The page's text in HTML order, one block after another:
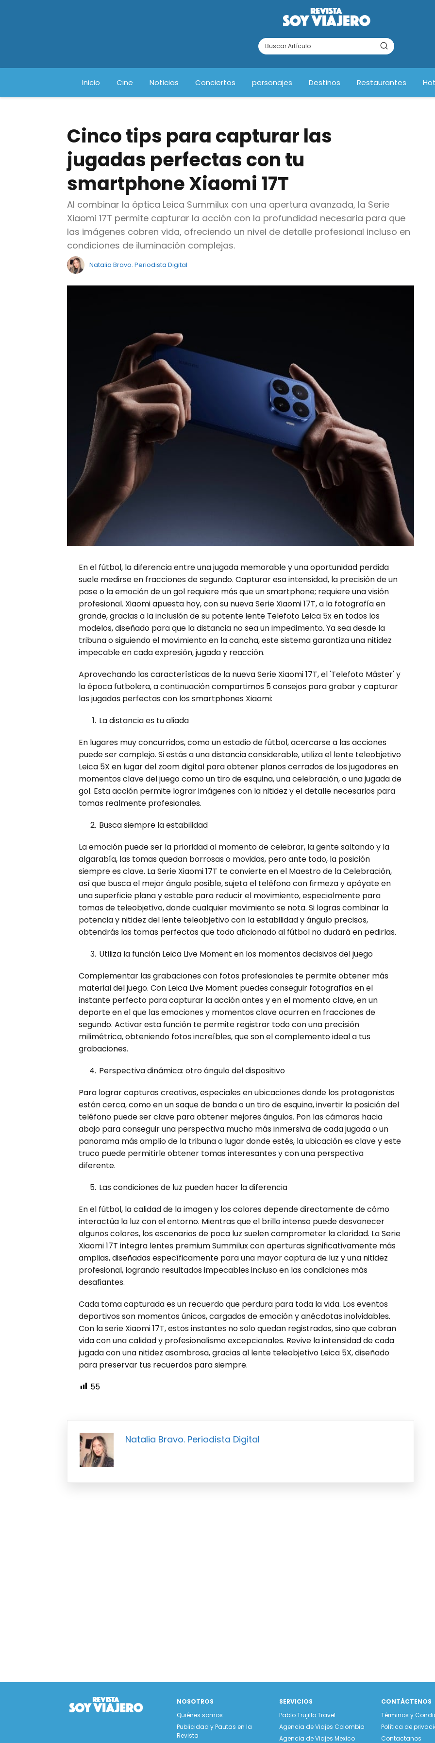
Inicio Cine Noticias Conciertos personajes Destinos Restaurantes
Cinco tips para capturar las
jugadas perfectas con tu
smartphone Xiaomi 17T
Al combinar la óptica Leica Summilux con una apertura avanzada, la Serie
Xiaomi 17T permite capturar la acción con la profundidad necesaria para que
las imágenes cobren vida, ofreciendo un nivel de detalle profesional incluso en
condiciones de iluminación complejas.
Natalia Bravo. Periodista Digital
En el fútbol, la diferencia entre una jugada memorable y una oportunidad perdida
suele medirse en fracciones de segundo. Capturar esa intensidad, la precisión de un
pase o la emoción de un gol requiere más que un smartphone; requiere una visión
profesional. Xiaomi apuesta hoy, con su nueva Serie Xiaomi 17T, a la fotografía en
grande, gracias a la inclusión de su potente lente Telefoto Leica 5x en todos los
modelos, diseñado para que la distancia no sea un impedimento. Ya sea desde la
tribuna o siguiendo el movimiento en la cancha, este sistema garantiza una nitidez
impecable en cada expresión, jugada y reacción.
Aprovechando las características de la nueva Serie Xiaomi 17T, el 'Telefoto Máster' y
la época futbolera, a continuación compartimos 5 consejos para grabar y capturar
las jugadas perfectas con los smartphones Xiaomi:
La distancia es tu aliada
En lugares muy concurridos, como un estadio de fútbol, acercarse a las acciones
puede ser complejo. Si estás a una distancia considerable, utiliza el lente teleobjetivo
Leica 5X en lugar del zoom digital para obtener planos cerrados de los jugadores en
momentos clave del juego como un tiro de esquina, una celebración, o una jugada de
gol. Esta acción permite lograr imágenes con la nitidez y el detalle necesarios para
tomas realmente profesionales.
Busca siempre la estabilidad
La emoción puede ser la prioridad al momento de celebrar, la gente saltando y la
algarabía, las tomas quedan borrosas o movidas, pero ante todo, la posición
siempre es clave. La Serie Xiaomi 17T te convierte en el Maestro de la Celebración,
así que busca el mejor ángulo posible, sujeta el teléfono con firmeza y apóyate en
una superficie plana y estable para reducir el movimiento, especialmente para
tomas de teleobjetivo, donde cualquier movimiento se nota. Si logras combinar la
potencia y nitidez del lente teleobjetivo con la estabilidad y ángulo precisos,
obtendrás las tomas perfectas que todo aficionado al fútbol no dudará en pedirlas.
Utiliza la función Leica Live Moment en los momentos decisivos del juego
Complementar las grabaciones con fotos profesionales te permite obtener más
material del juego. Con Leica Live Moment puedes conseguir fotografías en el
instante perfecto para capturar la acción antes y en el momento clave, en un
deporte en el que las emociones y momentos clave ocurren en fracciones de
segundo. Activar esta función te permite registrar todo con una precisión
milimétrica, obteniendo fotos increíbles, que son el complemento ideal a tus
grabaciones.
Perspectiva dinámica: otro ángulo del dispositivo
Para lograr capturas creativas, especiales en ubicaciones donde los protagonistas
están cerca, como en un saque de banda o un tiro de esquina, invertir la posición del
teléfono puede ser clave para obtener mejores ángulos. Pon las cámaras hacia
abajo para conseguir una perspectiva mucho más inmersiva de cada jugada o un
panorama más amplio de la tribuna o lugar donde estés, la ubicación es clave y este
truco puede permitirle obtener tomas interesantes y con una perspectiva
diferente.
Las condiciones de luz pueden hacer la diferencia
En el fútbol, la calidad de la imagen y los colores depende directamente de cómo
interactúa la luz con el entorno. Mientras que el brillo intenso puede desvanecer
algunos colores, los escenarios de poca luz suelen comprometer la claridad. La Serie
Xiaomi 17T integra lentes premium Summilux con aperturas significativamente más
amplias, diseñadas específicamente para una mayor captura de luz y una nitidez
profesional, logrando resultados impecables incluso en las condiciones más
desafiantes.
Cada toma capturada es un recuerdo que perdura para toda la vida. Los eventos
deportivos son momentos únicos, cargados de emoción y anécdotas inolvidables.
Con la serie Xiaomi 17T, estos instantes no solo quedan registrados, sino que cobran
vida con una calidad y profesionalismo excepcionales. Revive la intensidad de cada
jugada con una nitidez asombrosa, gracias al lente teleobjetivo Leica 5X, diseñado
para preservar tus recuerdos para siempre.
55
Natalia Bravo. Periodista Digital
NOSOTROS
Quiénes somos
Publicidad y Pautas en la
Revista
SERVICIOS
Pablo Trujillo Travel
Agencia de Viajes Colombia
Agencia de Viajes Mexico
CONTÁCTENOS
Términos y
Política de
Contactanos